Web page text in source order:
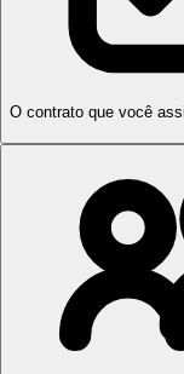
O contrato que você